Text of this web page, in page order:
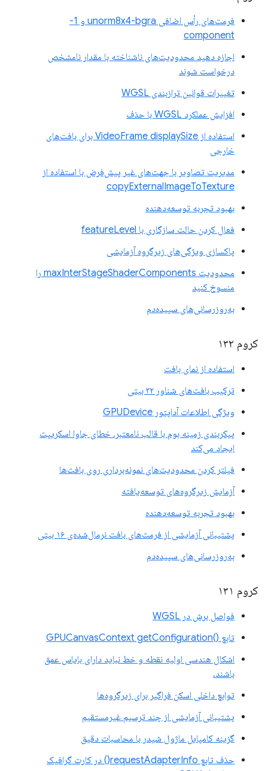
فرمت‌های رأس اضافی unorm8x4-bgra و 1-
component
اجازه دهید محدودیت‌های ناشناخته با مقدار نامشخص
درخواست شوند
تغییرات قوانین ترازبندی WGSL
افزایش عملکرد WGSL با حذف
استفاده از VideoFrame displaySize برای بافت‌های
خارجی
مدیریت تصاویر با جهت‌های غیر پیش‌فرض با استفاده از
copyExternalImageToTexture
بهبود تجربه توسعه‌دهنده
فعال کردن حالت سازگاری با featureLevel
پاکسازی ویژگی‌های زیرگروه آزمایشی
محدودیت maxInterStageShaderComponents را
منسوخ کنید
به‌روزرسانی‌های سپیده‌دم
کروم ۱۳۲
استفاده از نمای بافت
ترکیب بافت‌های شناور ۳۲ بیتی
ویژگی اطلاعات آداپتور GPUDevice
پیکربندی زمینه بوم با قالب نامعتبر، خطای جاوا اسکریپت
ایجاد می‌کند
فیلتر کردن محدودیت‌های نمونه‌برداری روی بافت‌ها
آزمایش زیرگروه‌های توسعه‌یافته
بهبود تجربه توسعه‌دهنده
پشتیبانی آزمایشی از فرمت‌های بافت نرمال‌شده‌ی ۱۶ بیتی
به‌روزرسانی‌های سپیده‌دم
کروم ۱۳۱
فواصل برش در WGSL
تابع ()GPUCanvasContext getConfiguration
اشکال هندسی اولیه نقطه و خط نباید دارای بایاس عمق
باشند.
توابع داخلی اسکن فراگیر برای زیرگروه‌ها
پشتیبانی آزمایشی از چند ترسیم غیرمستقیم
گزینه کامپایل ماژول شیدر با محاسبات دقیق
حذف تابع requestAdapterInfo() در کارت گرافیک